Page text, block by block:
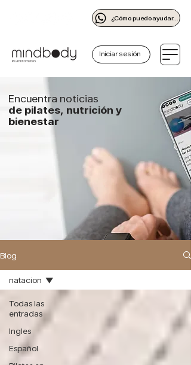
¿Cómo puedo ayudarte?
Iniciar sesión
Encuentra noticias
de pilates, nutrición y
bienestar
Blog
Todas las
entradas
Ingles
Español
natacion